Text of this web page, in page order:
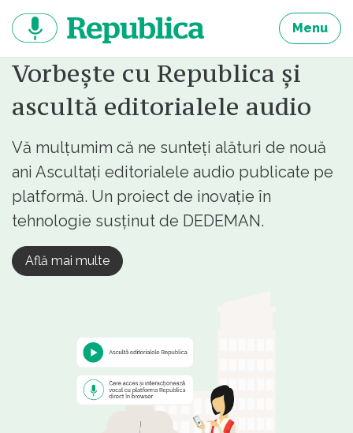
continut
Menu
Vorbește cu Republica și
ascultă editorialele audio
Vă mulțumim că ne sunteți alături de nouă
ani Ascultați editorialele audio publicate pe
platformă. Un proiect de inovație în
tehnologie susținut de DEDEMAN.
Află mai multe